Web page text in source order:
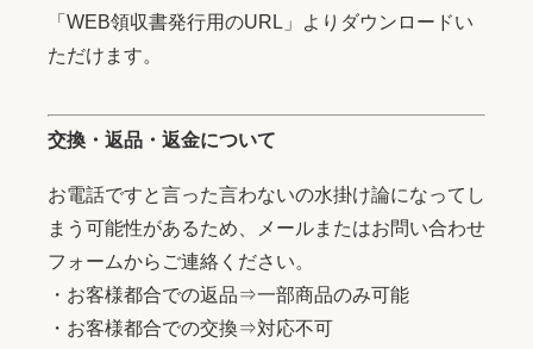
「WEB領収書発行用のURL」よりダウンロードい
ただけます。
交換・返品・返金について
お電話ですと言った言わないの水掛け論になってし
まう可能性があるため、メールまたはお問い合わせ
フォームからご連絡ください。
・お客様都合での返品⇒一部商品のみ可能
・お客様都合での交換⇒対応不可